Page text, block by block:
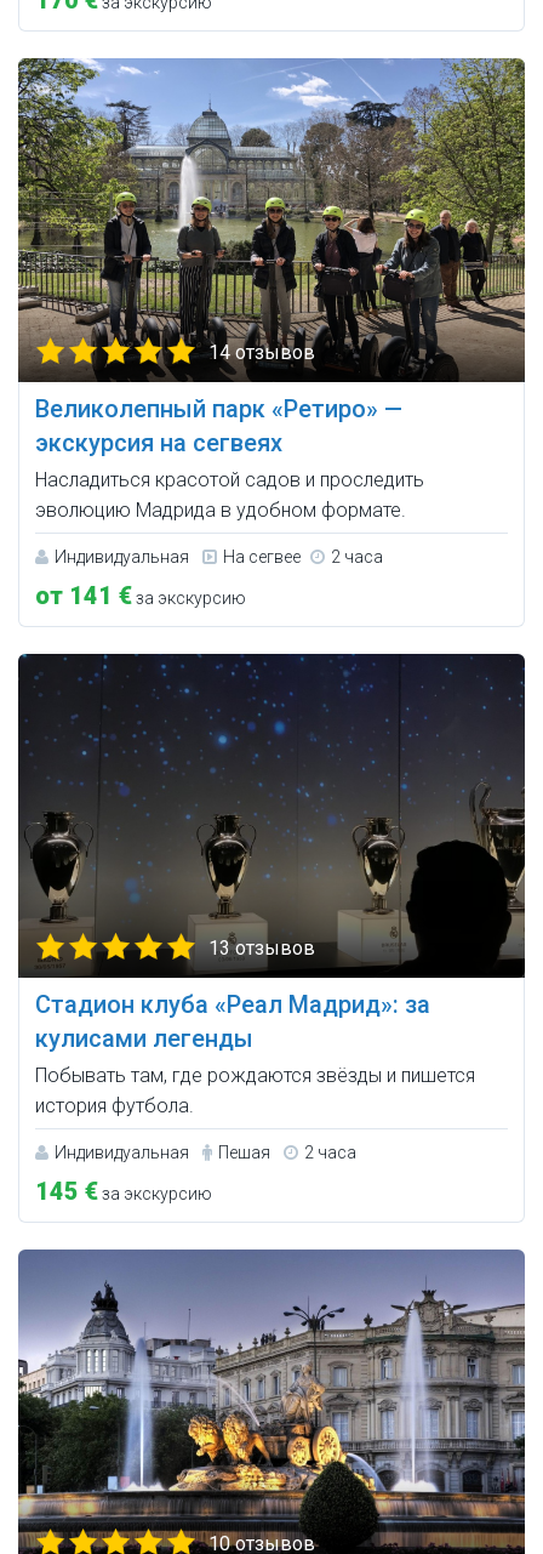
14 отзывов
Великолепный парк «Ретиро» —
экскурсия на сегвеях
Насладиться красотой садов и проследить
эволюцию Мадрида в удобном формате.
Индивидуальная На сегвее 2 часа
от 141 €за экскурсию
13 отзывов
Стадион клуба «Реал Мадрид»: за
кулисами легенды
Побывать там, где рождаются звёзды и пишется
история футбола.
Индивидуальная Пешая 2 часа
145 €за экскурсию
10 отзывов